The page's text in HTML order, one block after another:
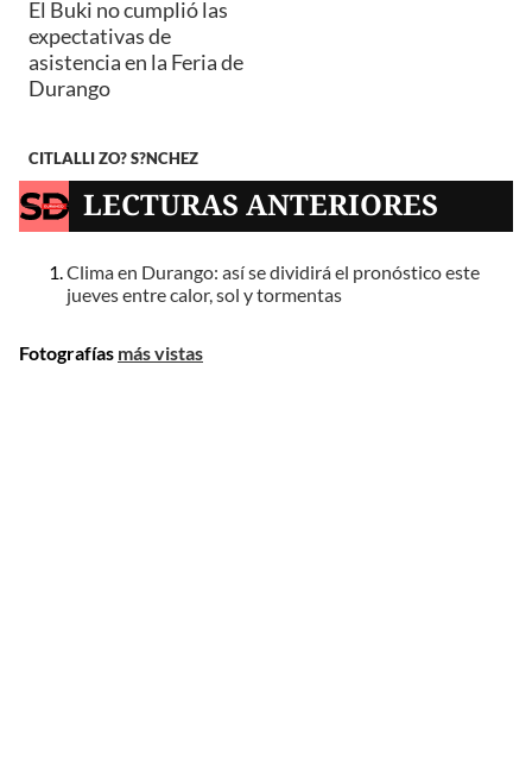
El Buki no cumplió las
expectativas de
asistencia en la Feria de
Durango
CITLALLI ZO? S?NCHEZ
LECTURAS ANTERIORES
Clima en Durango: así se dividirá el pronóstico este
jueves entre calor, sol y tormentas
Fotografías más vistas